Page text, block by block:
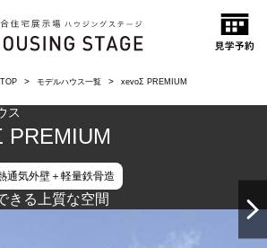
モデルハウス一覧 xevoΣ PREMIUM
ス
PREMIUM
通気外壁＋軽量鉄骨造
きる上質な空間